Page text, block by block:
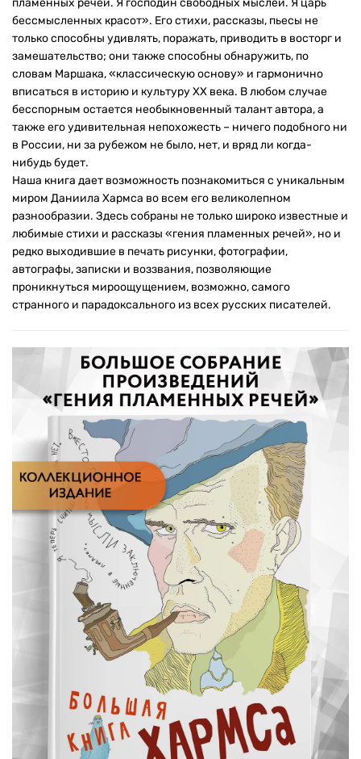
пламенных речей. Я господин свободных мыслей. Я царь
бессмысленных красот». Его стихи, рассказы, пьесы не
только способны удивлять, поражать, приводить в восторг и
замешательство; они также способны обнаружить, по
словам Маршака, «классическую основу» и гармонично
вписаться в историю и культуру ХХ века. В любом случае
бесспорным остается необыкновенный талант автора, а
также его удивительная непохожесть – ничего подобного ни
в России, ни за рубежом не было, нет, и вряд ли когда-
нибудь будет.
Наша книга дает возможность познакомиться с уникальным
миром Даниила Хармса во всем его великолепном
разнообразии. Здесь собраны не только широко известные и
любимые стихи и рассказы «гения пламенных речей», но и
редко выходившие в печать рисунки, фотографии,
автографы, записки и воззвания, позволяющие
проникнуться мироощущением, возможно, самого
странного и парадоксального из всех русских писателей.